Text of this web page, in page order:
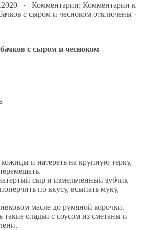
· Комментарии: Комментарии к
с сыром и чесноком отключены ·
и натереть на крупную терку,
сыр и измельченный зубчик
по вкусу, всыпать муку,
масле до румяной корочки.
оладьи с соусом из сметаны и